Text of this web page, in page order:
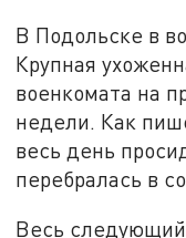
В Подольске в
Крупная
военкомата на
недели. Как
весь день
перебралась в
Весь